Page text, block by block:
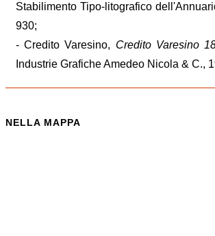
Stabilimento Tipo-litografico
930;
-Credito Varesino, Credito Varesino
Industrie Grafiche Amedeo Nicola & C.,
NELLA MAPPA